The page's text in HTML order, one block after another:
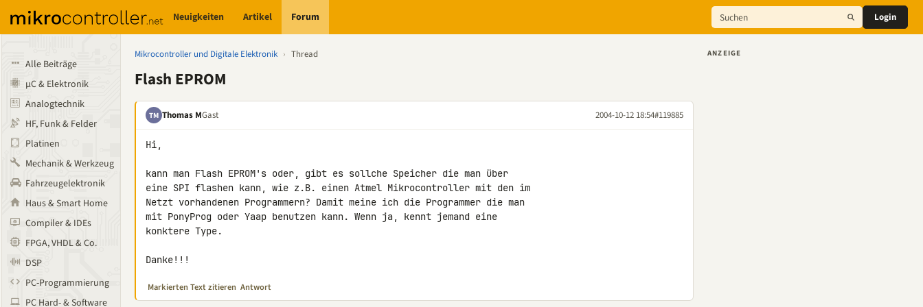
Neuigkeiten Artikel Forum Login
Alle Beiträge
µC & Elektronik
Analogtechnik
HF, Funk & Felder
Platinen
Mechanik & Werkzeug
Fahrzeugelektronik
Haus & Smart Home
Compiler & IDEs
FPGA, VHDL & Co.
DSP
PC-Programmierung
PC Hard- & Software
Mikrocontroller und Digitale Elektronik › Thread
Flash EPROM
TM Thomas MGast 2004-10-12 18:54#119885
Hi,
kann man Flash EPROM's oder, gibt es sollche Speicher die man über
eine SPI flashen kann, wie z.B. einen Atmel Mikrocontroller mit den im
Netzt vorhandenen Programmern? Damit meine ich die Programmer die man
mit PonyProg oder Yaap benutzen kann. Wenn ja, kennt jemand eine
konktere Type.
Danke!!!
Markierten Text zitieren Antwort
ANZEIGE